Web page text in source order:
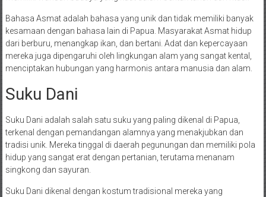
Bahasa Asmat adalah bahasa yang unik dan tidak memiliki banyak
kesamaan dengan bahasa lain di Papua. Masyarakat Asmat hidup
dari berburu, menangkap ikan, dan bertani. Adat dan kepercayaan
mereka juga dipengaruhi oleh lingkungan alam yang sangat kental,
menciptakan hubungan yang harmonis antara manusia dan alam.
Suku Dani
Suku Dani adalah salah satu suku yang paling dikenal di Papua,
terkenal dengan pemandangan alamnya yang menakjubkan dan
tradisi unik. Mereka tinggal di daerah pegunungan dan memiliki pola
hidup yang sangat erat dengan pertanian, terutama menanam
singkong dan sayuran.
Suku Dani dikenal dengan kostum tradisional mereka yang